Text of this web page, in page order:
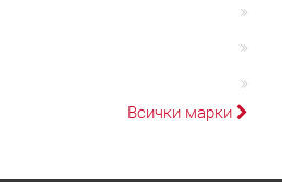
Всички марки